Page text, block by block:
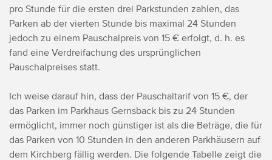
pro Stunde für die ersten drei Parkstunden zahlen, das
Parken ab der vierten Stunde bis maximal 24 Stunden
jedoch zu einem Pauschalpreis von 15 € erfolgt, d. h. es
fand eine Verdreifachung des ursprünglichen
Pauschalpreises statt.
Ich weise darauf hin, dass der Pauschaltarif von 15 €, der
das Parken im Parkhaus Gernsback bis zu 24 Stunden
ermöglicht, immer noch günstiger ist als die Beträge, die für
das Parken von 10 Stunden in den anderen Parkhäusern auf
dem Kirchberg fällig werden. Die folgende Tabelle zeigt die